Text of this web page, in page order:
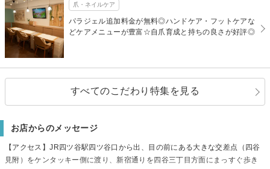
爪・ネイルケア
パラジェル追加料金が無料◎ハンドケア・フットケアな
どケアメニューが豊富☆自爪育成と持ちの良さが好評◎
すべてのこだわり特集を見る
お店からのメッセージ
【アクセス】JR四ツ谷駅四ツ谷口から出、目の前にある大きな交差点（四谷
見附）をケンタッキー側に渡り、新宿通りを四谷三丁目方面にまっすぐ歩き